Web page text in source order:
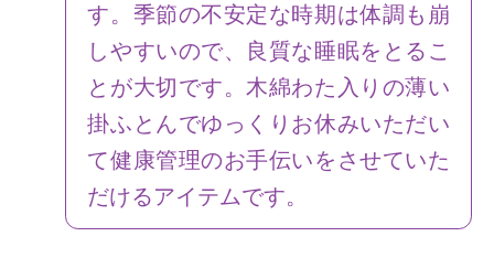
す。季節の不安定な時期は体調も崩
しやすいので、良質な睡眠をとるこ
とが大切です。木綿わた入りの薄い
掛ふとんでゆっくりお休みいただい
て健康管理のお手伝いをさせていた
だけるアイテムです。